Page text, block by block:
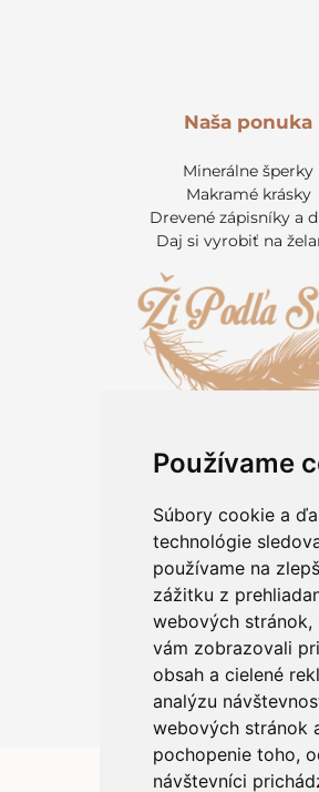
Používame
Súbory cookie a
technológie
používame na
zážitku z
webových stránok,
vám zobrazovali
obsah a cielené
analýzu
webových stránok
pochopenie toho,
návštevníci
Naša ponuka
Minerálne šperky
Makramé krásky
Drevené zápisníky a
Daj si vyrobiť na
Informácie pre
Kontakt
O kameňoch
Rady a tipy
Obchodné
Ochrana osobných
Informácie o použití
Reklamácia/výmena
Odstúpiť od